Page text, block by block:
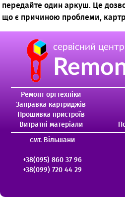
передайте один аркуш. Це
що є причиною проблеми,
сервісний центр
Ремонт оргтехніки
Заправка картриджів
Прошивка пристроїв
Витратні матеріали
смт. Вільшани
+38(095) 860 37 96
+38(099) 720 44 29